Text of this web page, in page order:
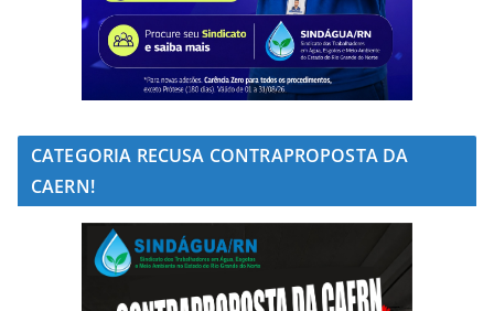
CATEGORIA RECUSA CONTRAPROPOSTA DA
CAERN!